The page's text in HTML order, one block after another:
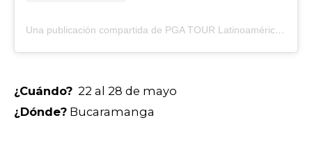
Una publicación compartida de PGA TOUR Latinoamérica (@pgatourla)
¿Cuándo? 22 al 28 de mayo
¿Dónde? Bucaramanga